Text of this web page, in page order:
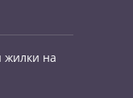
жилки на